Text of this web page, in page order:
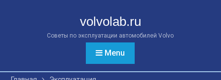
volvolab.ru
Советы по эксплуатации автомобилей Volvo
Menu